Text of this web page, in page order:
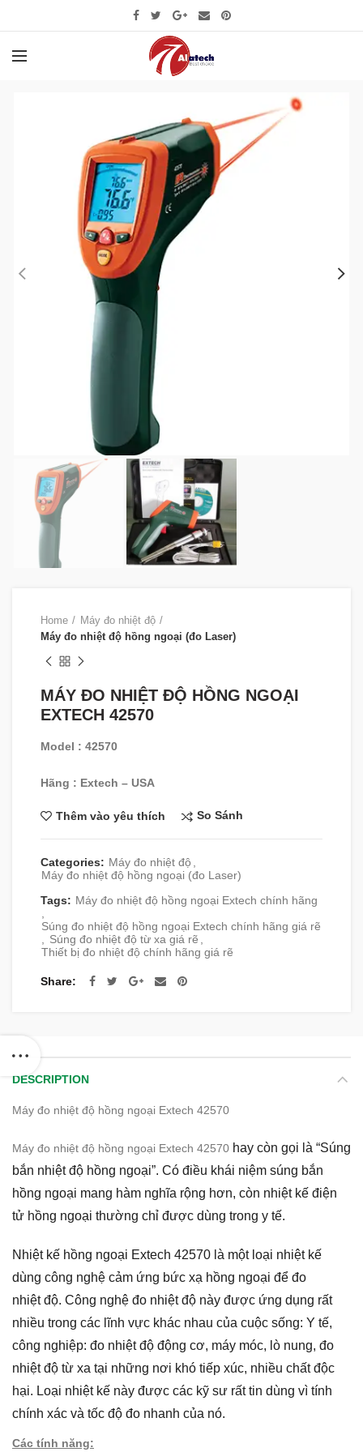
Home
Máy đo nhiệt độ
Máy đo nhiệt độ hồng ngoại (đo Laser)
MÁY ĐO NHIỆT ĐỘ HỒNG NGOẠI
EXTECH 42570
Model : 42570
Hãng : Extech – USA
Thêm vào yêu thích So Sánh
Categories: Máy đo nhiệt độ
Máy đo nhiệt độ hồng ngoại (đo Laser)
Tags: Máy đo nhiệt độ hồng ngoại Extech chính hãng
Súng đo nhiệt độ hồng ngoại Extech chính hãng giá rẽ
Súng đo nhiệt độ từ xa giá rẽ
Thiết bị đo nhiệt độ chính hãng giá rẽ
Share
DESCRIPTION
Máy đo nhiệt độ hồng ngoại Extech 42570
Máy đo nhiệt độ hồng ngoại Extech 42570 hay còn gọi là “Súng
bắn nhiệt độ hồng ngoại”. Có điều khái niệm súng bắn
hồng ngoại mang hàm nghĩa rộng hơn, còn nhiệt kế điện
tử hồng ngoại thường chỉ được dùng trong y tế.
Nhiệt kế hồng ngoại Extech 42570 là một loại nhiệt kế
dùng công nghệ cảm ứng bức xạ hồng ngoại để đo
nhiệt độ. Công nghệ đo nhiệt độ này được ứng dụng rất
nhiều trong các lĩnh vực khác nhau của cuộc sống: Y tế,
công nghiệp: đo nhiệt độ động cơ, máy móc, lò nung, đo
nhiệt độ từ xa tại những nơi khó tiếp xúc, nhiều chất độc
hại. Loại nhiệt kế này được các kỹ sư rất tin dùng vì tính
chính xác và tốc độ đo nhanh của nó.
Các tính năng: